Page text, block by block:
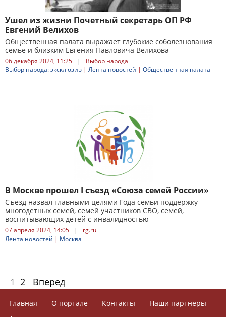
Ушел из жизни Почетный секретарь ОП РФ
Евгений Велихов
Общественная палата выражает глубокие соболезнования
семье и близким Евгения Павловича Велихова
06 декабря 2024, 11:25 |
Выбор народа
Выбор народа: эксклюзив | Лента новостей | Общественная палата
В Москве прошел I съезд «Союза семей России»
Съезд назвал главными целями Года семьи поддержку
многодетных семей, семей участников СВО, семей,
воспитывающих детей с инвалидностью
07 апреля 2024, 14:05 |
rg.ru
Лента новостей | Москва
1 2 Вперед
Главная О портале Контакты
Наши партнёры